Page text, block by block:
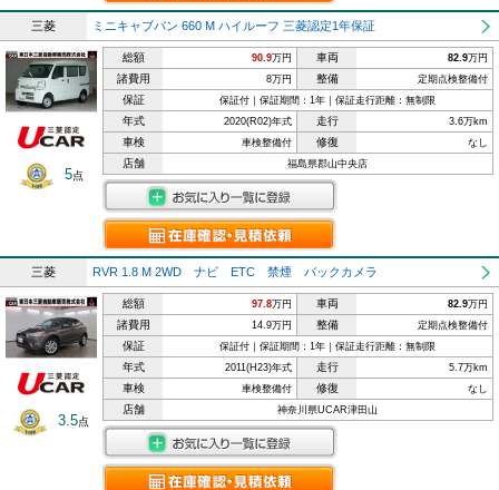
三菱 ミニキャブバン 660 M ハイルーフ 三菱認定1年保証
5点
総額 90.9万円 車両 82.9万円
諸費用 8万円 整備 定期点検整備付
保証 保証付｜保証期間：1年｜保証走行距離：無制限
年式 2020(R02)年式 走行 3.6万km
車検 車検整備付 修復 なし
店舗 福島県郡山中央店
三菱 RVR 1.8 M 2WD ナビ ETC 禁煙 バックカメラ
3.5点
総額 97.8万円 車両 82.9万円
諸費用 14.9万円 整備 定期点検整備付
保証 保証付｜保証期間：1年｜保証走行距離：無制限
年式 2011(H23)年式 走行 5.7万km
車検 車検整備付 修復 なし
店舗 神奈川県UCAR津田山